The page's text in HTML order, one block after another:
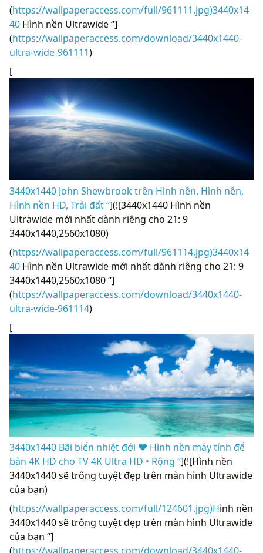
(https://wallpaperaccess.com/full/961111.jpg)3440x14
40 Hình nền Ultrawide “]
(https://wallpaperaccess.com/download/3440x1440-
ultra-wide-961111)
[
3440x1440 John Shewbrook trên Hình nền. Hình nền,
Hình nền HD, Trái đất “](![3440x1440 Hình nền
Ultrawide mới nhất dành riêng cho 21: 9
3440x1440,2560x1080)
(https://wallpaperaccess.com/full/961114.jpg)3440x14
40 Hình nền Ultrawide mới nhất dành riêng cho 21: 9
3440x1440,2560x1080 “]
(https://wallpaperaccess.com/download/3440x1440-
ultra-wide-961114)
[
3440x1440 Bãi biển nhiệt đới ❤ Hình nền máy tính để
bàn 4K HD cho TV 4K Ultra HD • Rộng “](![Hình nền
3440x1440 sẽ trông tuyệt đẹp trên màn hình Ultrawide
của bạn)
(https://wallpaperaccess.com/full/124601.jpg)Hình nền
3440x1440 sẽ trông tuyệt đẹp trên màn hình Ultrawide
của bạn “]